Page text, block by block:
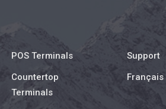
POS Terminals
Countertop
Terminals
Support
Français